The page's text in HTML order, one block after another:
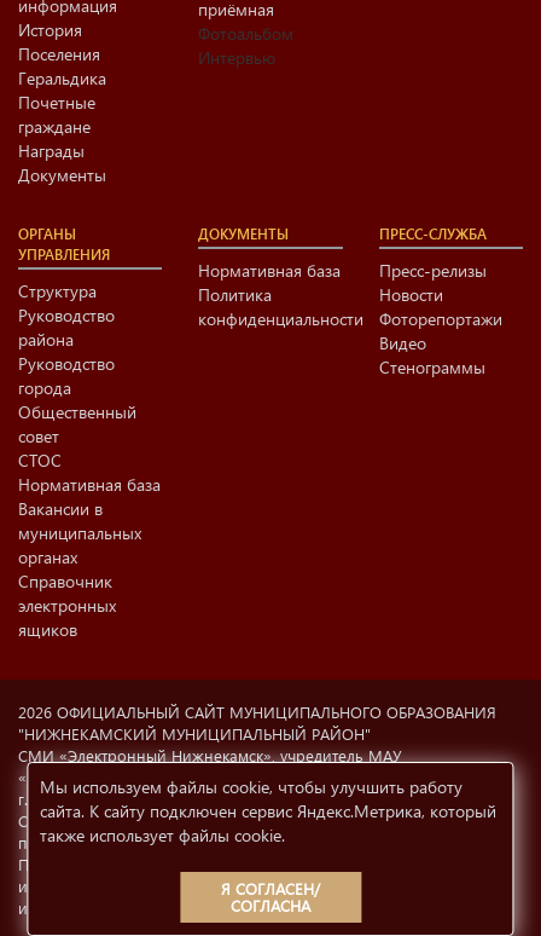
информация
История
Поселения
Геральдика
Почетные
граждане
Награды
Документы
приёмная
Фотоальбом
Интервью
ОРГАНЫ
УПРАВЛЕНИЯ
Структура
Руководство
района
Руководство
города
Общественный
совет
СТОС
Нормативная база
Вакансии в
муниципальных
органах
Справочник
электронных
ящиков
ДОКУМЕНТЫ
Нормативная база
Политика
конфиденциальности
ПРЕСС-СЛУЖБА
Пресс-релизы
Новости
Фоторепортажи
Видео
Стенограммы
2026 ОФИЦИАЛЬНЫЙ САЙТ МУНИЦИПАЛЬНОГО ОБРАЗОВАНИЯ
"НИЖНЕКАМСКИЙ МУНИЦИПАЛЬНЫЙ РАЙОН"
СМИ «Электронный Нижнекамск», учредитель МАУ
«Информационный центр г. Нижнекамска» (423570 РФ, РТ,
г.Нижнекамск, ул. Ахтубинская, 6а). Свидетельство о регистрации
СМИ Эл №77-8606 от 12.02.2004, Министерство РФ по делам
печати, телерадиовещания и СМК.
При использовании материалов с сайта
источник информации обязательна.Условия использования
информации
Мы используем файлы cookie, чтобы улучшить работу
сайта. К сайту подключен сервис Яндекс.Метрика, который
также использует файлы cookie.
Я СОГЛАСЕН/
СОГЛАСНА